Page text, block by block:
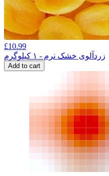
£10.99
زردآلوی خشک نرم - ۱ کیلوگرم
Add to cart